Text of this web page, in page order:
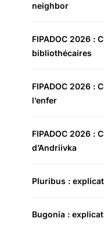
neighbor
FIPADOC 2026 :
bibliothécaires
FIPADOC 2026 :
l’enfer
FIPADOC 2026 :
d’Andriivka
Pluribus :
Bugonia :